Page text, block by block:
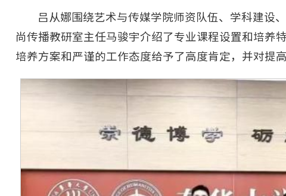
吕从娜围绕艺术与传媒学院师资队伍、学科建设
尚传播教研室主任马骏宇介绍了专业课程设置和培养
培养方案和严谨的工作态度给予了高度肯定，并对提